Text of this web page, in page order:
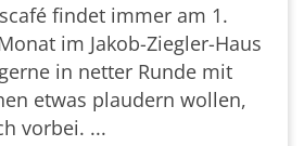
findet immer am 1.
im Jakob-Ziegler-Haus
in netter Runde mit
etwas plaudern wollen,
vorbei. ...